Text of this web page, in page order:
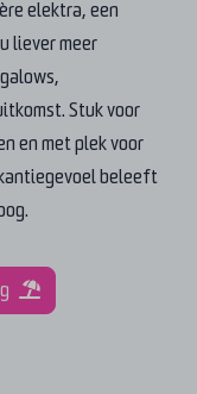
elektra, een
liever meer
Stuk voor
en met plek voor
beleeft